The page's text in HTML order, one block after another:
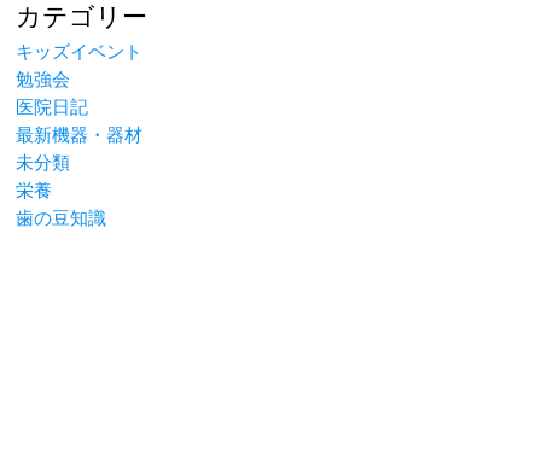
カテゴリー
キッズイベント
勉強会
医院日記
最新機器・器材
未分類
栄養
歯の豆知識